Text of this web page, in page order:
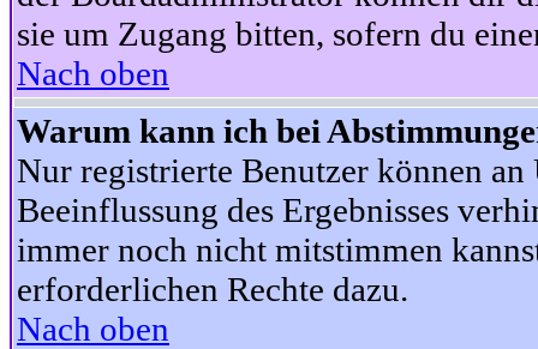
sie um Zugang bitten, sofern du
Nach oben
Warum kann ich bei
Nur registrierte Benutzer können
Beeinflussung des Ergebnisses
immer noch nicht mitstimmen
erforderlichen Rechte dazu.
Nach oben